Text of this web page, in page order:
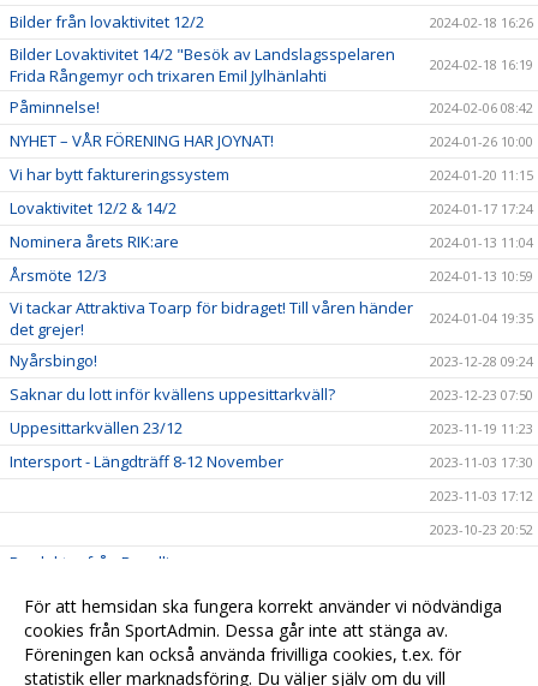
Bilder från lovaktivitet 12/2 2024-02-18 16:26
Bilder Lovaktivitet 14/2 "Besök av Landslagsspelaren
Frida Rångemyr och trixaren Emil Jylhänlahti
2024-02-18 16:19
Påminnelse! 2024-02-06 08:42
NYHET – VÅR FÖRENING HAR JOYNAT! 2024-01-26 10:00
Vi har bytt faktureringssystem 2024-01-20 11:15
Lovaktivitet 12/2 & 14/2 2024-01-17 17:24
Nominera årets RIK:are 2024-01-13 11:04
Årsmöte 12/3 2024-01-13 10:59
Vi tackar Attraktiva Toarp för bidraget! Till våren händer
det grejer!
2024-01-04 19:35
Nyårsbingo! 2023-12-28 09:24
Saknar du lott inför kvällens uppesittarkväll? 2023-12-23 07:50
Uppesittarkvällen 23/12 2023-11-19 11:23
Intersport - Längdträff 8-12 November
2023-11-03 17:30
2023-11-03 17:12
2023-10-23 20:52
Produkter från Ravelli
Skänk din Pant till Rångedala IK! 2023-09-12 09:24
Sponsorhuset 2023-04-23 15:33
Grattis BAIK Futsal 2023-04-03 15:32
För att hemsidan ska fungera korrekt använder vi nödvändiga
cookies från SportAdmin. Dessa går inte att stänga av.
Föreningen kan också använda frivilliga cookies, t.ex. för
statistik eller marknadsföring. Du väljer själv om du vill